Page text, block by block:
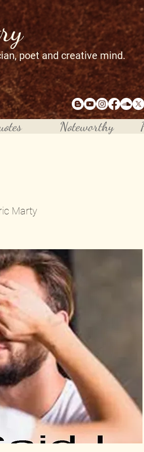
poet and creative mind.
Marty
Noteworthy